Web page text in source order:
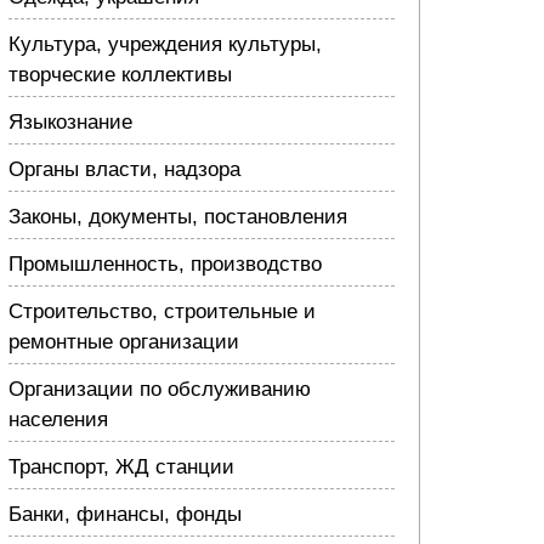
Культура, учреждения культуры,
творческие коллективы
Языкознание
Органы власти, надзора
Законы, документы, постановления
Промышленность, производство
Строительство, строительные и
ремонтные организации
Организации по обслуживанию
населения
Транспорт, ЖД станции
Банки, финансы, фонды